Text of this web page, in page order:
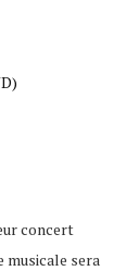
concert
musicale sera